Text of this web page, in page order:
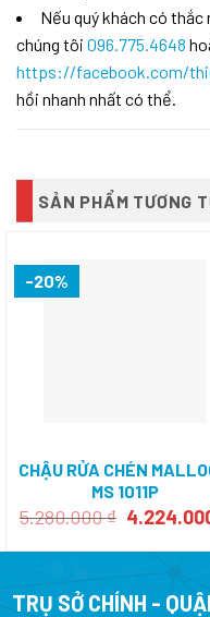
Nếu quý khách có thắc
chúng tôi 096.775.4648
https://facebook.com/
hồi nhanh nhất có thể.
SẢN PHẨM TƯƠNG
-20%
CHẬU RỬA CHÉN
MS 1011P
5.280.000₫ Giá
là:
TRỤ SỞ CHÍNH -